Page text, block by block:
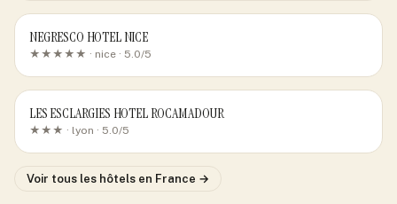
NEGRESCO HOTEL NICE
★★★★★ · nice · 5.0/5
LES ESCLARGIES HOTEL ROCAMADOUR
★★★ · lyon · 5.0/5
Voir tous les hôtels en France →